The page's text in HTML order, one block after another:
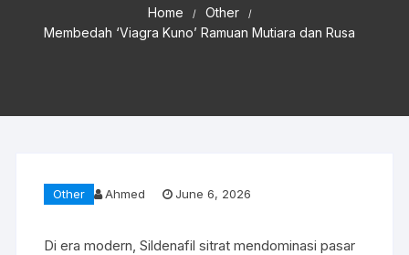
Home
Other
Membedah ‘Viagra Kuno’ Ramuan Mutiara dan Rusa
Other Ahmed June 6, 2026
Di era modern, Sildenafil sitrat mendominasi pasar